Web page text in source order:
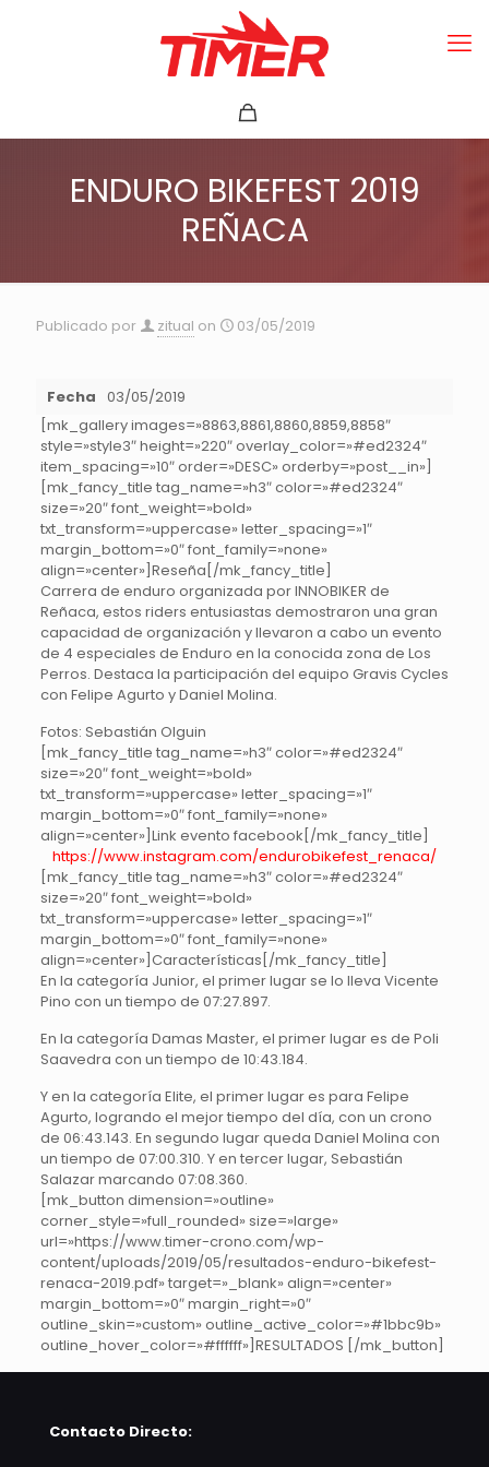
ENDURO BIKEFEST 2019
REÑACA
Publicado por zitual on 03/05/2019
Fecha 03/05/2019
[mk_gallery images=»8863,8861,8860,8859,8858″
style=»style3″ height=»220″ overlay_color=»#ed2324″
item_spacing=»10″ order=»DESC» orderby=»post__in»]
[mk_fancy_title tag_name=»h3″ color=»#ed2324″
size=»20″ font_weight=»bold»
txt_transform=»uppercase» letter_spacing=»1″
margin_bottom=»0″ font_family=»none»
align=»center»]Reseña[/mk_fancy_title]
Carrera de enduro organizada por INNOBIKER de
Reñaca, estos riders entusiastas demostraron una gran
capacidad de organización y llevaron a cabo un evento
de 4 especiales de Enduro en la conocida zona de Los
Perros. Destaca la participación del equipo Gravis Cycles
con Felipe Agurto y Daniel Molina.
Fotos: Sebastián Olguin
[mk_fancy_title tag_name=»h3″ color=»#ed2324″
size=»20″ font_weight=»bold»
txt_transform=»uppercase» letter_spacing=»1″
margin_bottom=»0″ font_family=»none»
align=»center»]Link evento facebook[/mk_fancy_title]
https://www.instagram.com/endurobikefest_renaca/
[mk_fancy_title tag_name=»h3″ color=»#ed2324″
size=»20″ font_weight=»bold»
txt_transform=»uppercase» letter_spacing=»1″
margin_bottom=»0″ font_family=»none»
align=»center»]Características[/mk_fancy_title]
En la categoría Junior, el primer lugar se lo lleva Vicente
Pino con un tiempo de 07:27.897.
En la categoría Damas Master, el primer lugar es de Poli
Saavedra con un tiempo de 10:43.184.
Y en la categoría Elite, el primer lugar es para Felipe
Agurto, logrando el mejor tiempo del día, con un crono
de 06:43.143. En segundo lugar queda Daniel Molina con
un tiempo de 07:00.310. Y en tercer lugar, Sebastián
Salazar marcando 07:08.360.
[mk_button dimension=»outline»
corner_style=»full_rounded» size=»large»
url=»https://www.timer-crono.com/wp-
content/uploads/2019/05/resultados-enduro-bikefest-
renaca-2019.pdf» target=»_blank» align=»center»
margin_bottom=»0″ margin_right=»0″
outline_skin=»custom» outline_active_color=»#1bbc9b»
outline_hover_color=»#ffffff»]RESULTADOS [/mk_button]
Contacto Directo: